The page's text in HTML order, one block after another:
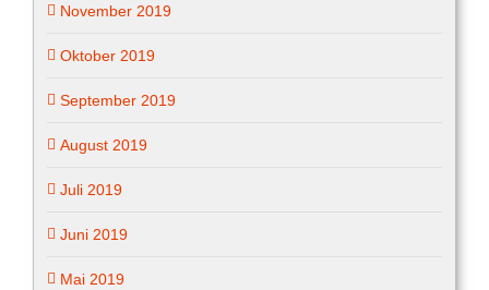
November 2019
Oktober 2019
September 2019
August 2019
Juli 2019
Juni 2019
Mai 2019